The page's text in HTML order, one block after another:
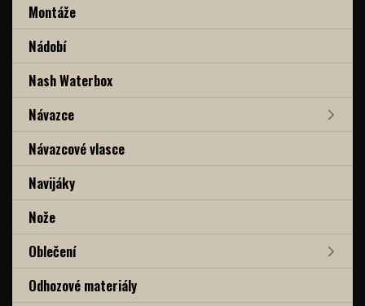
Montáže
Nádobí
Nash Waterbox
Návazce
Návazcové vlasce
Navijáky
Nože
Oblečení
Odhozové materiály